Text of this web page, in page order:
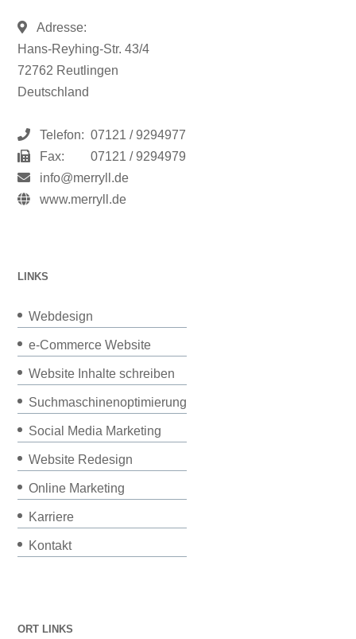
Adresse:
Hans-Reyhing-Str. 43/4
72762 Reutlingen
Deutschland
Telefon: 07121 / 9294977
Fax:
07121 / 9294979
info@merryll.de
www.merryll.de
LINKS
Webdesign
e-Commerce Website
Website Inhalte schreiben
Suchmaschinenoptimierung
Social Media Marketing
Website Redesign
Online Marketing
Karriere
Kontakt
ORT LINKS